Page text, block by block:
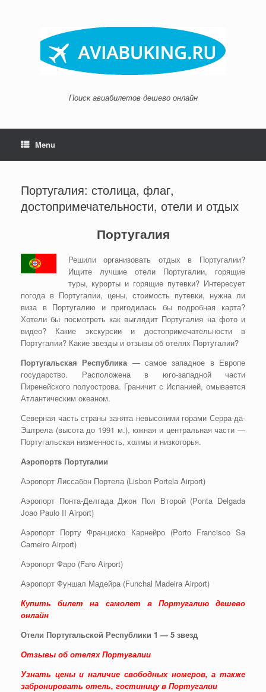
Поиск авиабилетов дешево онлайн
Menu
Португалия: столица, флаг,
достопримечательности, отели и отдых
Португалия
Решили организовать отдых в Португалии?
Ищите лучшие отели Португалии, горящие
туры, курорты и горящие путевки? Интересует
погода в Португалии, цены, стоимость путевки, нужна ли
виза в Португалию и пригодилась бы подробная карта?
Хотели бы посмотреть как выглядит Португалия на фото и
видео? Какие экскурсии и достопримечательности в
Португалии? Какие звезды и отзывы об отелях Португалии?
Португальская Республика — самое западное в Европе
государство. Расположена в юго-западной части
Пиренейского полуострова. Граничит с Испанией, омывается
Атлантическим океаном.
Северная часть страны занята невысокими горами Серра-да-
Эштрела (высота до 1991 м.), южная и центральная части —
Португальская низменность, холмы и низкогорья.
Аэропортs Португалии
Аэропорт Лиссабон Портела (Lisbon Portela Airport)
Аэропорт Понта-Делгада Джон Пол Второй (Ponta Delgada
Joao Paulo II Airport)
Аэропорт Порту Франциско Карнейро (Porto Francisco Sa
Carneiro Airport)
Аэропорт Фаро (Faro Airport)
Аэропорт Фуншал Мадейра (Funchal Madeira Airport)
Купить билет на самолет в Португалию дешево
онлайн
Отели Португальской Республики 1 — 5 звезд
Отзывы об отелях Португалии
Узнать цены и наличие свободных номеров, а также
забронировать отель, гостиницу в Португалии